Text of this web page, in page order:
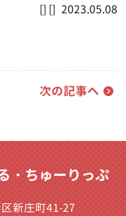
2023.05.08
次の記事へ
・ちゅーりっぷ
新庄町41-27